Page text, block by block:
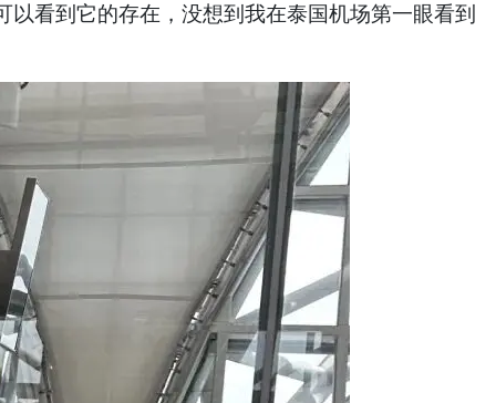
看到它的存在，没想到我在泰国机场第一眼看到